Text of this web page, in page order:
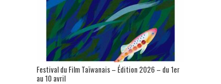
Festival du Film Taïwanais – Édition 2026 – du 1er
au 10 avril